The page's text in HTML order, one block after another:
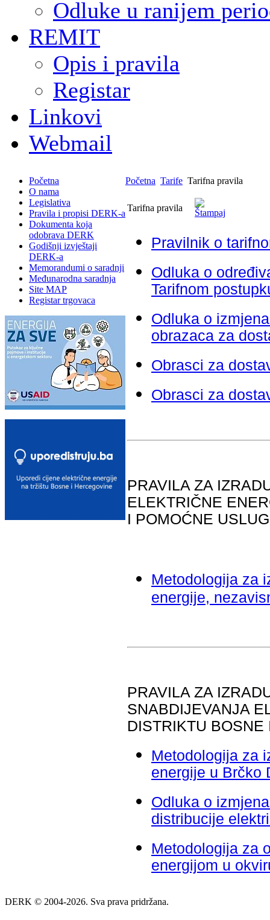
Odluke u ranijem
REMIT
Opis i pravila
Registar
Linkovi
Webmail
Početna
O nama
Legislativa
Pravila i propisi DERK-a
Dokumenta koja
odobrava DERK
Godišnji izvještaji
DERK-a
Memorandumi o saradnji
Međunarodna saradnja
Site MAP
Registar trgovaca
Početna Tarife Tarifna pravila
Tarifna pravila
Pravilnik o
Odluka o
Tarifnom
Odluka o
obrazaca za
Obrasci za
Obrasci za
PRAVILA ZA
ELEKTRIČNE
I POMOĆNE
Metodologija za
energije,
PRAVILA ZA
SNABDIJEVANJA
DISTRIKTU
Metodologija za
energije u Brčko
Odluka o
distribucije
Metodologija za
energijom u
DERK © 2004-2026. Sva prava pridržana.